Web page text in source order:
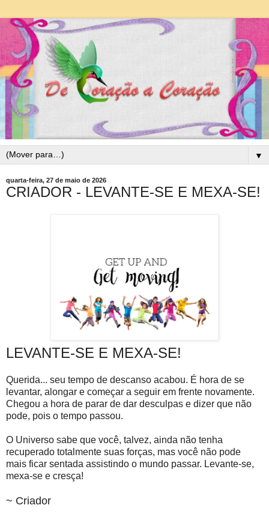
▼
quarta-feira, 27 de maio de 2026
CRIADOR - LEVANTE-SE E MEXA-SE!
LEVANTE-SE E MEXA-SE!
Querida... seu tempo de descanso acabou. É hora de se
levantar, alongar e começar a seguir em frente novamente.
Chegou a hora de parar de dar desculpas e dizer que não
pode, pois o tempo passou.
O Universo sabe que você, talvez, ainda não tenha
recuperado totalmente suas forças, mas você não pode
mais ficar sentada assistindo o mundo passar. Levante-se,
mexa-se e cresça!
~ Criador